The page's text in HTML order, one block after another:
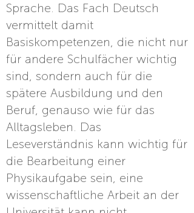
Sprache. Das Fach Deutsch
vermittelt damit
Basiskompetenzen, die nicht nur
für andere Schulfächer wichtig
sind, sondern auch für die
spätere Ausbildung und den
Beruf, genauso wie für das
Alltagsleben. Das
Leseverständnis kann wichtig für
die Bearbeitung einer
Physikaufgabe sein, eine
wissenschaftliche Arbeit an der